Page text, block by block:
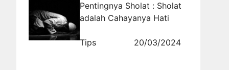
Pentingnya Sholat : Sholat
adalah Cahayanya Hati
Tips 20/03/2024